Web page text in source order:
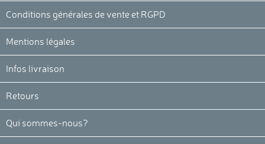
Conditions générales de vente et RGPD
Mentions légales
Infos livraison
Retours
Qui sommes-nous?
utilisons des cookies nécessaires au bon fonctionnement de
votre expérience, diffuser des offres personnalisées ou
des analyses. Vous pouvez modifier vos préférences cookies
retirer votre consentement à tout moment en cliquant sur « Je
Mesure d'audience & Analytics